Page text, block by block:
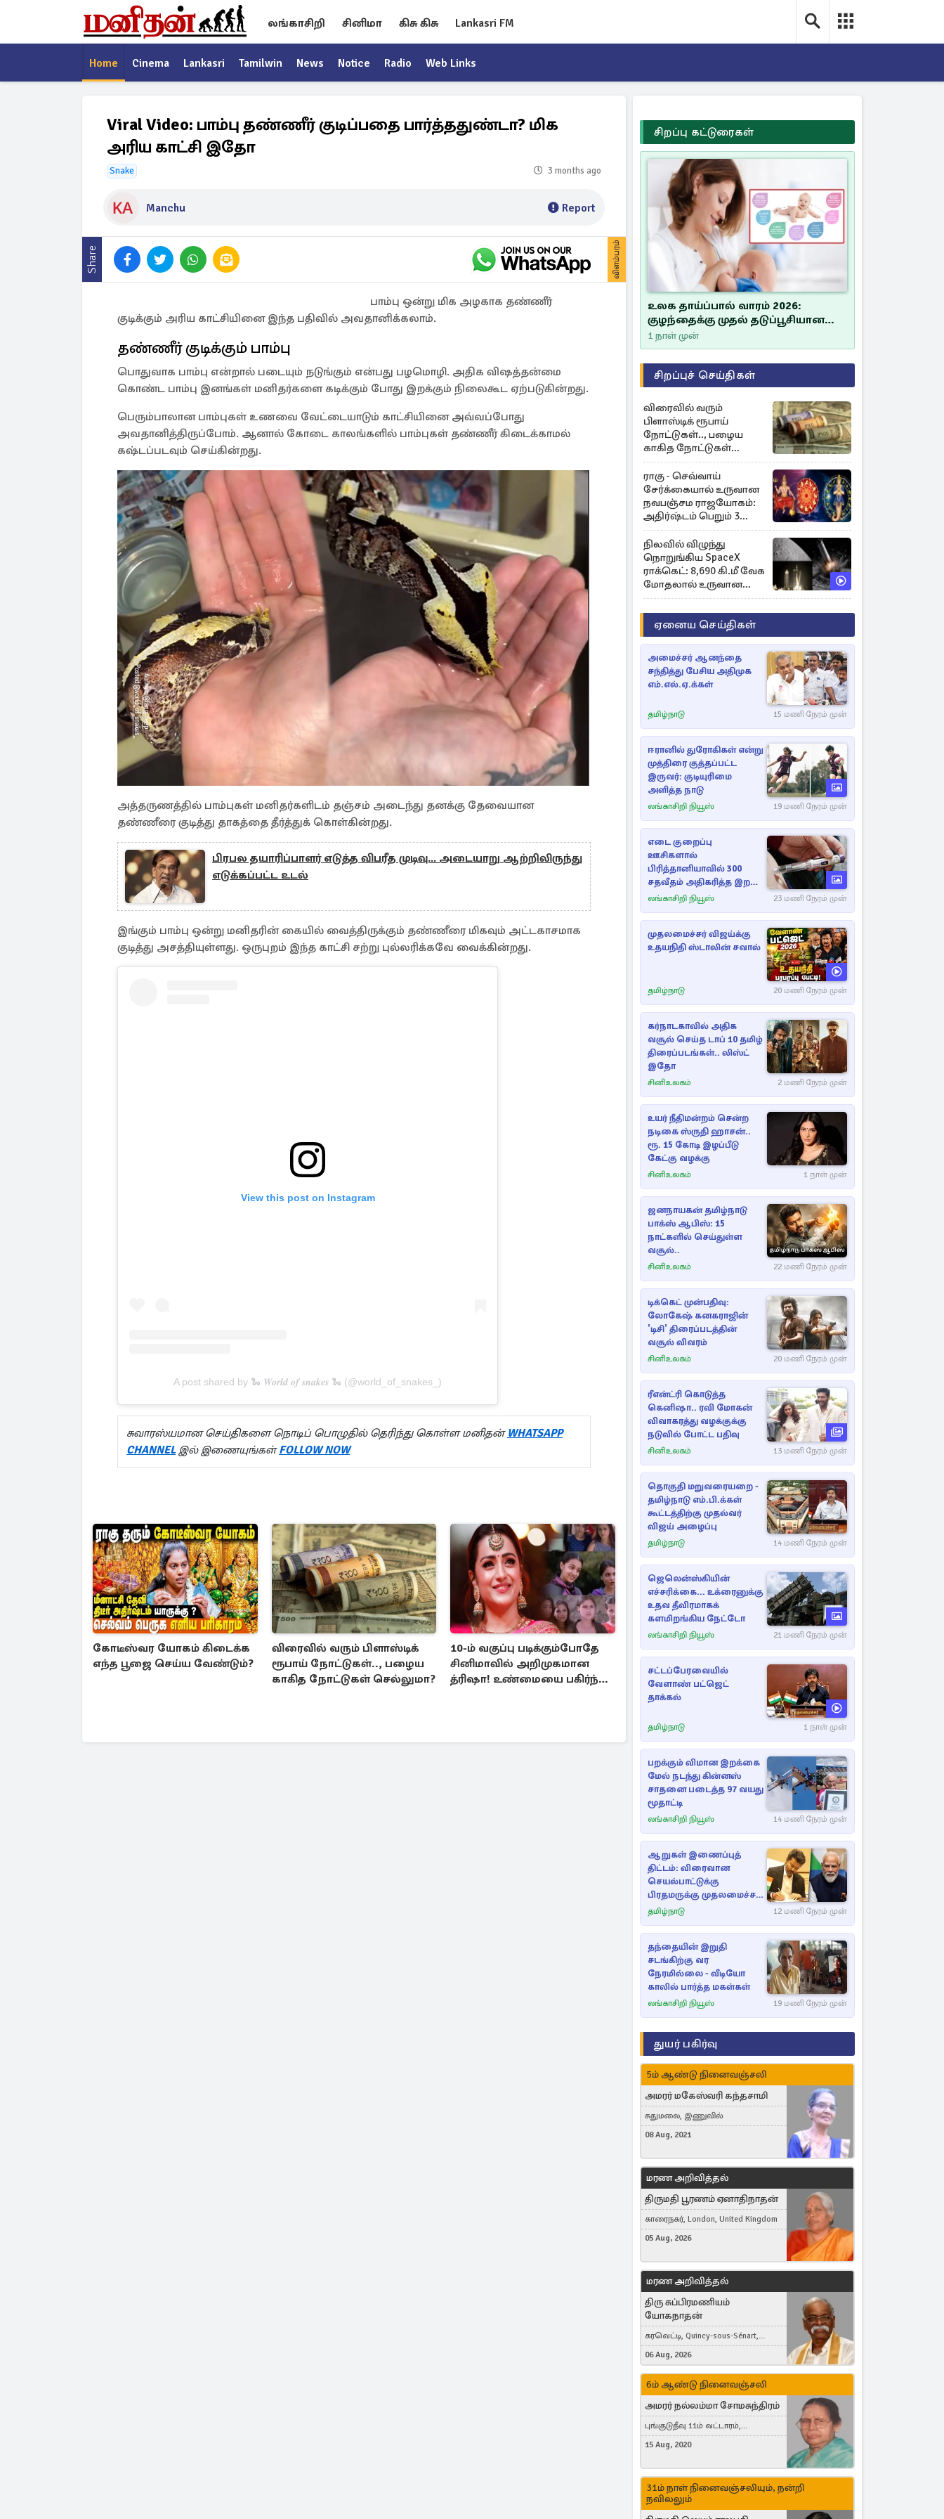
லங்காசிறி சினிமா கிசு கிசு Lankasri FM
Home Cinema Lankasri Tamilwin News Notice Radio Web Links
Viral Video: பாம்பு தண்ணீர் குடிப்பதை பார்த்ததுண்டா? மிக
அரிய காட்சி இதோ
Snake 3 months ago
Manchu Report
Share விளம்பரம்
பாம்பு ஒன்று மிக அழகாக தண்ணீர்
குடிக்கும் அரிய காட்சியினை இந்த பதிவில் அவதானிக்கலாம்.
தண்ணீர் குடிக்கும் பாம்பு
பொதுவாக பாம்பு என்றால் படையும் நடுங்கும் என்பது பழமொழி. அதிக விஷத்தன்மை
கொண்ட பாம்பு இனங்கள் மனிதர்களை கடிக்கும் போது இறக்கும் நிலைகூட ஏற்படுகின்றது.
பெரும்பாலான பாம்புகள் உணவை வேட்டையாடும் காட்சியினை அவ்வப்போது
அவதானித்திருப்போம். ஆனால் கோடை காலங்களில் பாம்புகள் தண்ணீர் கிடைக்காமல்
கஷ்டப்படவும் செய்கின்றது.
அத்தருணத்தில் பாம்புகள் மனிதர்களிடம் தஞ்சம் அடைந்து தனக்கு தேவையான
தண்ணீரை குடித்து தாகத்தை தீர்த்துக் கொள்கின்றது.
பிரபல தயாரிப்பாளர் எடுத்த விபரீத முடிவு... அடையாறு ஆற்றிலிருந்து
எடுக்கப்பட்ட உடல்
இங்கும் பாம்பு ஒன்று மனிதரின் கையில் வைத்திருக்கும் தண்ணீரை மிகவும் அட்டகாசமாக
குடித்து அசத்தியுள்ளது. ஒருபுறம் இந்த காட்சி சற்று புல்லரிக்கவே வைக்கின்றது.
View this post on Instagram
A post shared by 🐍 𝑾𝒐𝒓𝒍𝒅 𝒐𝒇 𝒔𝒏𝒂𝒌𝒆𝒔 🐍 (@world_of_snakes_)
சுவாரஸ்யமான செய்திகளை நொடிப் பொழுதில் தெரிந்து கொள்ள மனிதன் WHATSAPP
CHANNELஇல் இணையுங்கள்FOLLOW NOW
கோடீஸ்வர யோகம் கிடைக்க
எந்த பூஜை செய்ய வேண்டும்?
விரைவில் வரும் பிளாஸ்டிக்
ரூபாய் நோட்டுகள்.., பழைய
காகித நோட்டுகள் செல்லுமா?
10-ம் வகுப்பு படிக்கும்போதே
சினிமாவில் அறிமுகமான
த்ரிஷா! உண்மையை பகிர்ந்த
சிறப்பு கட்டுரைகள்
உலக தாய்ப்பால் வாரம் 2026:
குழந்தைக்கு முதல் தடுப்பூசியான
சீம்பாலின் முக்கியத்துவம்!
1 நாள் முன்
சிறப்புச் செய்திகள்
விரைவில் வரும்
பிளாஸ்டிக் ரூபாய்
நோட்டுகள்.., பழைய
காகித நோட்டுகள்
செல்லுமா?
ராகு - செவ்வாய்
சேர்க்கையால் உருவான
நவபஞ்சம ராஜயோகம்:
அதிர்ஷ்டம் பெறும் 3
ராசிகள்!
நிலவில் விழுந்து
நொறுங்கிய SpaceX
ராக்கெட்: 8,690 கி.மீ வேக
மோதலால் உருவான
புதிய பள்ளம்!
ஏனைய செய்திகள்
அமைச்சர் ஆனந்தை
சந்தித்து பேசிய அதிமுக
எம்.எல்.ஏ.க்கள்
தமிழ்நாடு 15 மணி நேரம் முன்
ஈரானில் துரோகிகள் என்று
முத்திரை குத்தப்பட்ட
இருவர்: குடியுரிமை
அளித்த நாடு
லங்காசிறி நியூஸ் 19 மணி நேரம் முன்
எடை குறைப்பு
ஊசிகளால்
பிரித்தானியாவில் 300
சதவீதம் அதிகரித்த இறப்பு
எண்ணிக்கை
லங்காசிறி நியூஸ் 23 மணி நேரம் முன்
முதலமைச்சர் விஜய்க்கு
உதயநிதி ஸ்டாலின் சவால்
தமிழ்நாடு 20 மணி நேரம் முன்
கர்நாடகாவில் அதிக
வசூல் செய்த டாப் 10 தமிழ்
திரைப்படங்கள்.. லிஸ்ட்
இதோ
சினிஉலகம் 2 மணி நேரம் முன்
உயர் நீதிமன்றம் சென்ற
நடிகை ஸ்ருதி ஹாசன்..
ரூ. 15 கோடி இழப்பீடு
கேட்கு வழக்கு
சினிஉலகம் 1 நாள் முன்
ஜனநாயகன் தமிழ்நாடு
பாக்ஸ் ஆபிஸ்: 15
நாட்களில் செய்துள்ள
வசூல்..
சினிஉலகம் 22 மணி நேரம் முன்
டிக்கெட் முன்பதிவு:
லோகேஷ் கனகராஜின்
'டிசி' திரைப்படத்தின்
வசூல் விவரம்
சினிஉலகம் 20 மணி நேரம் முன்
ரீஎன்ட்ரி கொடுத்த
கெனிஷா.. ரவி மோகன்
விவாகரத்து வழக்குக்கு
நடுவில் போட்ட பதிவு
சினிஉலகம் 13 மணி நேரம் முன்
தொகுதி மறுவரையறை -
தமிழ்நாடு எம்.பி.க்கள்
கூட்டத்திற்கு முதல்வர்
விஜய் அழைப்பு
தமிழ்நாடு 14 மணி நேரம் முன்
ஜெலென்ஸ்கியின்
எச்சரிக்கை... உக்ரைனுக்கு
உதவ தீவிரமாகக்
களமிறங்கிய நேட்டோ
லங்காசிறி நியூஸ் 21 மணி நேரம் முன்
சட்டப்பேரவையில்
வேளாண் பட்ஜெட்
தாக்கல்
தமிழ்நாடு 1 நாள் முன்
பறக்கும் விமான இறக்கை
மேல் நடந்து கின்னஸ்
சாதனை படைத்த 97 வயது
மூதாட்டி
லங்காசிறி நியூஸ் 14 மணி நேரம் முன்
ஆறுகள் இணைப்புத்
திட்டம்: விரைவான
செயல்பாட்டுக்கு
பிரதமருக்கு முதலமைச்சர்
கடிதம்
தமிழ்நாடு 12 மணி நேரம் முன்
தந்தையின் இறுதி
சடங்கிற்கு வர
நேரமில்லை - வீடியோ
காலில் பார்த்த மகள்கள்
லங்காசிறி நியூஸ் 19 மணி நேரம் முன்
துயர் பகிர்வு
5ம் ஆண்டு நினைவஞ்சலி
அமரர் மகேஸ்வரி கந்தசாமி
சுதுமலை, இணுவில்
08 Aug, 2021
மரண அறிவித்தல்
திருமதி பூரணம் ஏனாதிநாதன்
காரைநகர், London, United Kingdom
05 Aug, 2026
மரண அறிவித்தல்
திரு சுப்பிரமணியம்
யோகநாதன்
கரவெட்டி, Quincy-sous-Sénart,
France
06 Aug, 2026
6ம் ஆண்டு நினைவஞ்சலி
அமரர் நல்லம்மா சோமசுந்திரம்
புங்குடுதீவு 11ம் வட்டாரம்,
கொட்டாஞ்சேனை
15 Aug, 2020
31ம் நாள் நினைவஞ்சலியும், நன்றி
நவிலலும்